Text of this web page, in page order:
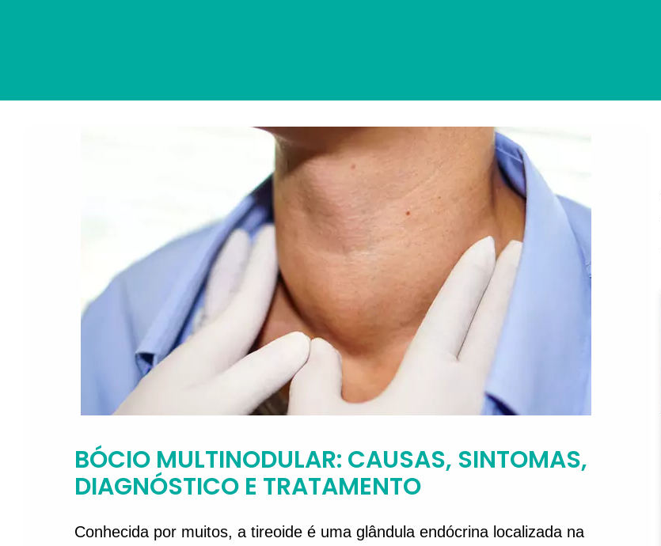
BÓCIO MULTINODULAR: CAUSAS, SINTOMAS,
DIAGNÓSTICO E TRATAMENTO
Conhecida por muitos, a tireoide é uma glândula endócrina localizada na